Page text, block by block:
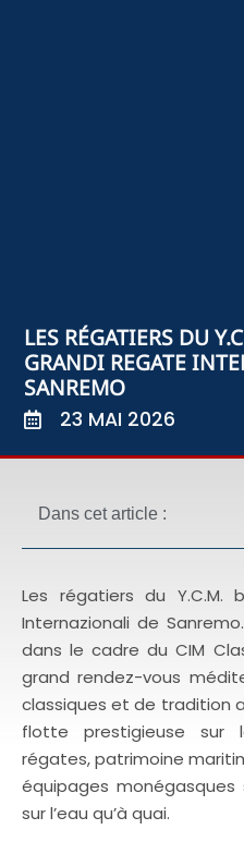
LES RÉGATIERS DU
GRANDI REGATE
SANREMO
23 MAI 2026
Dans cet article :
Les régatiers du Y.C.M.
Internazionali de
dans le cadre du CIM
grand rendez-vous
classiques et de tradition
flotte prestigieuse sur
régates, patrimoine
équipages
sur l’eau qu’à quai.